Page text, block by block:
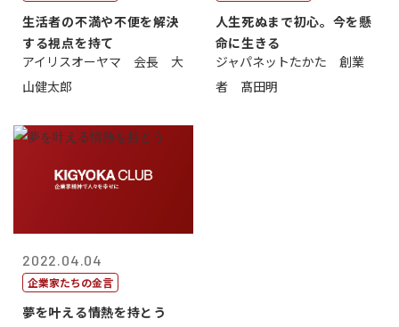
生活者の不満や不便を解決
する視点を持て
アイリスオーヤマ 会長 大
山健太郎
人生死ぬまで初心。今を懸
命に生きる
ジャパネットたかた 創業
者 髙田明
2022.04.04
企業家たちの金言
夢を叶える情熱を持とう